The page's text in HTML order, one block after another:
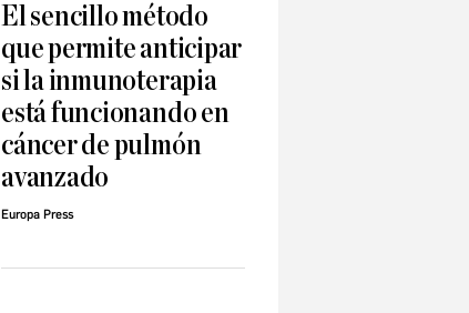
El sencillo método
que permite anticipar
si la inmunoterapia
está funcionando en
cáncer de pulmón
avanzado
Europa Press